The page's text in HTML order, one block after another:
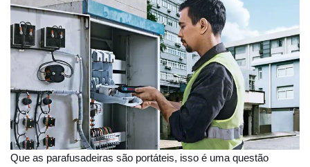
Que as parafusadeiras são portáteis, isso é uma questão